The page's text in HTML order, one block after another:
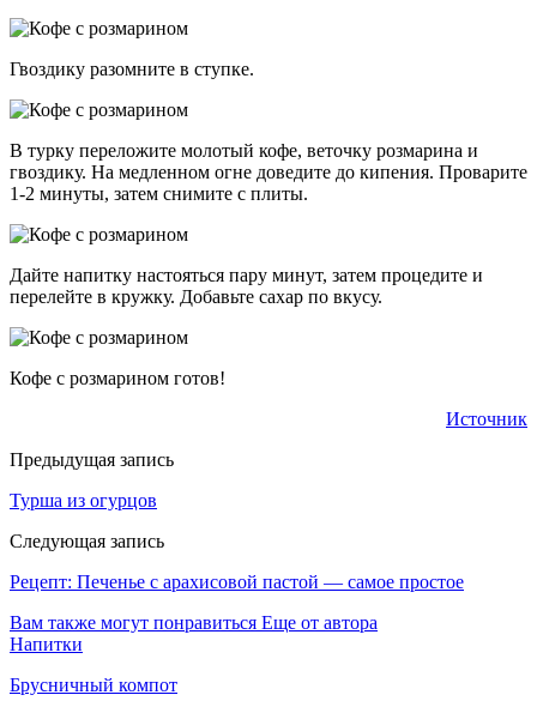
Гвоздику разомните в ступке.
В турку переложите молотый кофе, веточку розмарина и
гвоздику. На медленном огне доведите до кипения. Проварите
1-2 минуты, затем снимите с плиты.
Дайте напитку настояться пару минут, затем процедите и
перелейте в кружку. Добавьте сахар по вкусу.
Кофе с розмарином готов!
Источник
Предыдущая запись
Турша из огурцов
Следующая запись
Рецепт: Печенье с арахисовой пастой — самое простое
Вам также могут понравиться Еще от автора
Напитки
Брусничный компот